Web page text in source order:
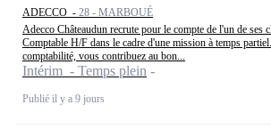
ADECCO - 28 - MARBOUÉ
Adecco Châteaudun recrute pour le compte de l'un de ses
Comptable H/F dans le cadre d'une mission à temps
comptabilité, vous contribuez au bon...
Intérim - Temps plein
Publié il y a 9 jours